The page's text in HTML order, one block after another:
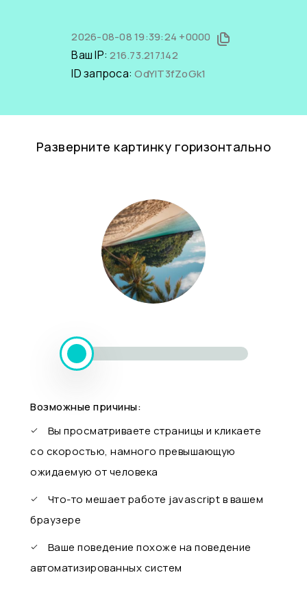
2026-08-08 19:39:24 +0000
Ваш IP:216.73.217.142
ID запроса:OdYIT3fZoGk1
Разверните картинку горизонтально
Возможные причины:
Вы просматриваете страницы и кликаете
со скоростью, намного превышающую
ожидаемую от человека
Что-то мешает работе javascript в вашем
браузере
Ваше поведение похоже на поведение
автоматизированных систем